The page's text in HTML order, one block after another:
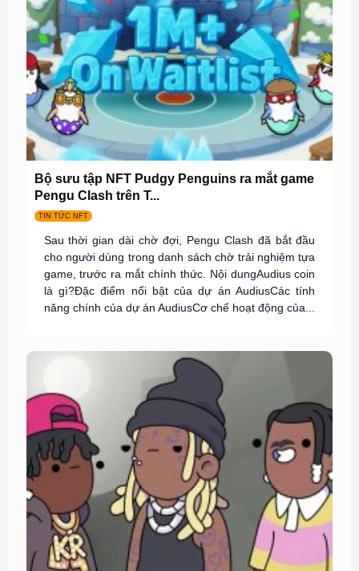
Bộ sưu tập NFT Pudgy Penguins ra mắt game
Pengu Clash trên T...
TIN TỨC NFT
Sau thời gian dài chờ đợi, Pengu Clash đã bắt đầu
cho người dùng trong danh sách chờ trải nghiệm tựa
game, trước ra mắt chính thức. Nội dungAudius coin
là gì?Đặc điểm nổi bật của dự án AudiusCác tính
năng chính của dự án AudiusCơ chế hoạt động của...